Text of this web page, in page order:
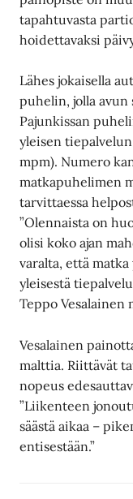
tapahtuvasta
hoidettavaksi
Lähes jokaisella
puhelin, jolla avun
Pajunkissan
yleisen
mpm). Numero
matkapuhelimen
tarvittaessa
”Olennaista on
olisi koko ajan
varalta, että
yleisestä
Teppo Vesalainen
Vesalainen
malttia. Riittävät
nopeus
”Liikenteen
säästä aikaa –
entisestään.”